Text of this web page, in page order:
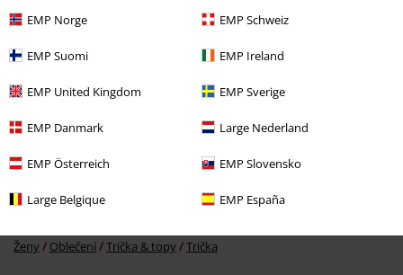
EMP Norge EMP Schweiz
EMP Suomi EMP Ireland
EMP United Kingdom EMP Sverige
EMP Danmark Large Nederland
EMP Österreich EMP Slovensko
Large Belgique EMP España
Oblečení Trička a topy
Oblečení & doplňky
Filmy & seriály Trička a topy
Zábava
Ženy Oblečení Trička & topy Trička